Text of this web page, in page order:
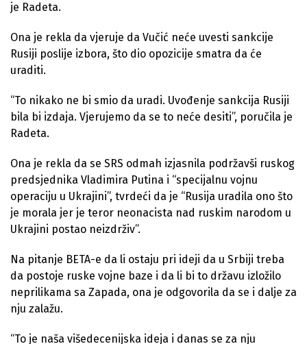
je Radeta.
Ona je rekla da vjeruje da Vučić neće uvesti sankcije
Rusiji poslije izbora, što dio opozicije smatra da će
uraditi.
“To nikako ne bi smio da uradi. Uvođenje sankcija Rusiji
bila bi izdaja. Vjerujemo da se to neće desiti”, poručila je
Radeta.
Ona je rekla da se SRS odmah izjasnila podržavši ruskog
predsjednika Vladimira Putina i “specijalnu vojnu
operaciju u Ukrajini”, tvrdeći da je “Rusija uradila ono što
je morala jer je teror neonacista nad ruskim narodom u
Ukrajini postao neizdrživ”.
Na pitanje BETA-e da li ostaju pri ideji da u Srbiji treba
da postoje ruske vojne baze i da li bi to državu izložilo
neprilikama sa Zapada, ona je odgovorila da se i dalje za
nju zalažu.
“To je naša višedecenijska ideja i danas se za nju